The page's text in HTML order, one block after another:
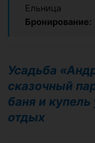
Ельница
Бронирование:
Усадьба
сказочный
баня и
отдых